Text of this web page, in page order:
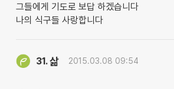
그들에게 기도로 보답 하겠습니다
나의 식구들 사랑합니다
31.삶 2015.03.08 09:54